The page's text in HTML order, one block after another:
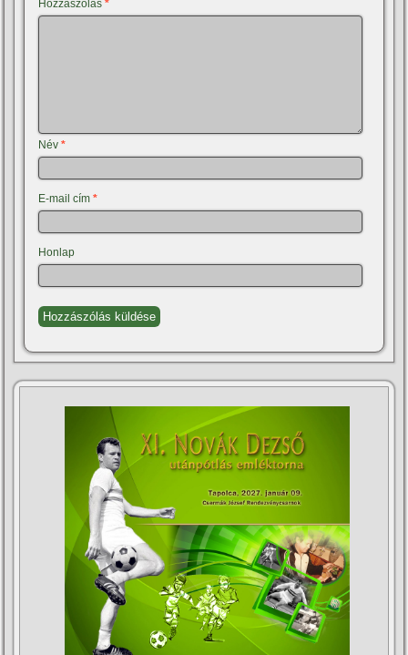
Hozzászólás*
Név*
E-mail cím*
Honlap